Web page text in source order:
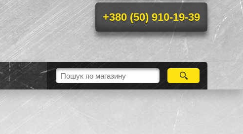
+380 (50) 910-19-39